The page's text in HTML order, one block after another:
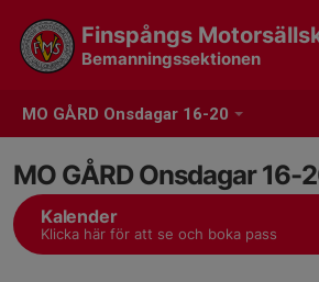
MO GÅRD Onsdagar 16-20
Finspångs
Bemanningssektionen
MO GÅRD Onsdagar 16-
Kalender
Klicka här för att se och boka pass